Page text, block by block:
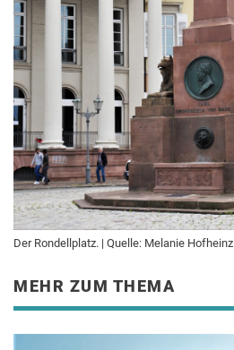
Der Rondellplatz. | Quelle: Melanie Hofheinz
MEHR ZUM THEMA